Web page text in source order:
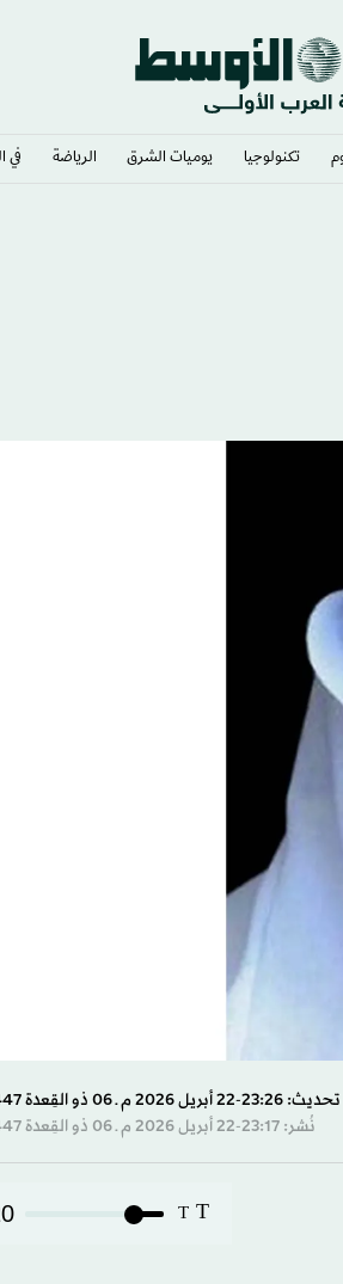
تكنولوجيا يوميات الشرق​ الرياضة في
أبريل 2026 م ـ 06 ذو القِعدة 1447 هـ
نُشر: 23:17-22 أبريل 2026 م ـ 06 ذو القِعدة 1447 هـ
T
T